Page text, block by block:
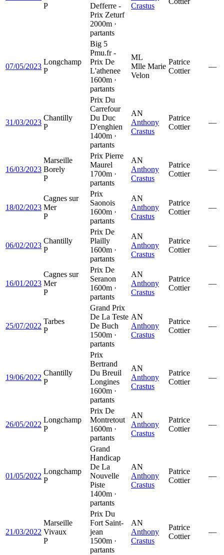
P
Defferre -
Prix Zeturf
2000m ·
partants
Crastus
07/05/2023
Longchamp
P
Big 5
Pmu.fr -
Prix De
L'athenee
1600m ·
partants
ML
Mlle Marie
Velon
Patrice
Cottier
—
31/03/2023
Chantilly
P
Prix Du
Carrefour
Du Duc
D'enghien
1400m ·
partants
AN
Anthony
Crastus
Patrice
Cottier
—
16/03/2023
Marseille
Borely
P
Prix Pierre
Maurel
1700m ·
partants
AN
Anthony
Crastus
Patrice
Cottier
—
18/02/2023
Cagnes sur
Mer
P
Prix
Saonois
1600m ·
partants
AN
Anthony
Crastus
Patrice
Cottier
—
06/02/2023
Chantilly
P
Prix De
Plailly
1600m ·
partants
AN
Anthony
Crastus
Patrice
Cottier
—
16/01/2023
Cagnes sur
Mer
P
Prix De
Seranon
1600m ·
partants
AN
Anthony
Crastus
Patrice
Cottier
—
25/07/2022
Tarbes
P
Grand Prix
De La Teste
De Buch
1500m ·
partants
AN
Anthony
Crastus
Patrice
Cottier
—
19/06/2022
Chantilly
P
Prix
Bertrand
Du Breuil
Longines
1600m ·
partants
AN
Anthony
Crastus
Patrice
Cottier
—
26/05/2022
Longchamp
P
Prix De
Montretout
1600m ·
partants
AN
Anthony
Crastus
Patrice
Cottier
—
01/05/2022
Longchamp
P
Grand
Handicap
De La
Nouvelle
Piste
1400m ·
partants
AN
Anthony
Crastus
Patrice
Cottier
—
21/03/2022
Marseille
Vivaux
P
Prix Du
Fort Saint-
jean
1500m ·
partants
AN
Anthony
Crastus
Patrice
Cottier
—